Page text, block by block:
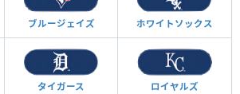
ブルージェイズ ホワイトソックス
タイガース ロイヤルズ